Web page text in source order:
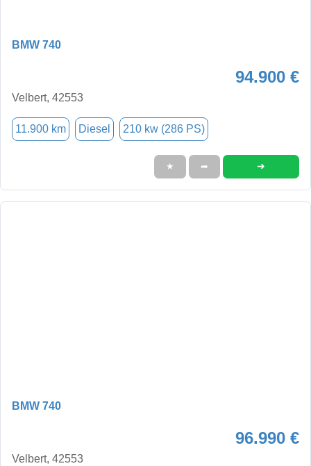
BMW 740
94.900 €
Velbert, 42553
11.900 km Diesel 210 kw (286 PS)
★ ➦ ➜
BMW 740
96.990 €
Velbert, 42553